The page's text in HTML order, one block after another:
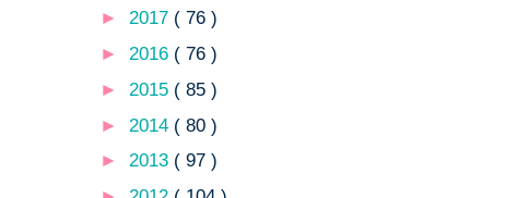
► 2017 ( 76 )
► 2016 ( 76 )
► 2015 ( 85 )
► 2014 ( 80 )
► 2013 ( 97 )